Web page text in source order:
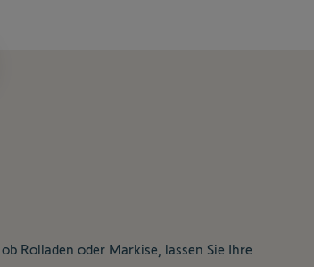
Rolladen oder Markise, lassen Sie Ihre